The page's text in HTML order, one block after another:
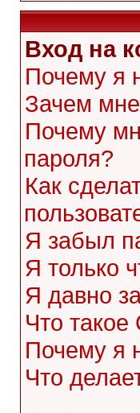
Вход на
Почему я
Зачем
Почему
пароля?
Как
Я забыл
Я только
Я давно
Что такое
Почему я
Что